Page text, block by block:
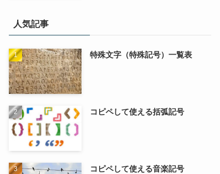
人気記事
特殊文字（特殊記号）一覧表
コピペして使える括弧記号
コピペして使える音楽記号